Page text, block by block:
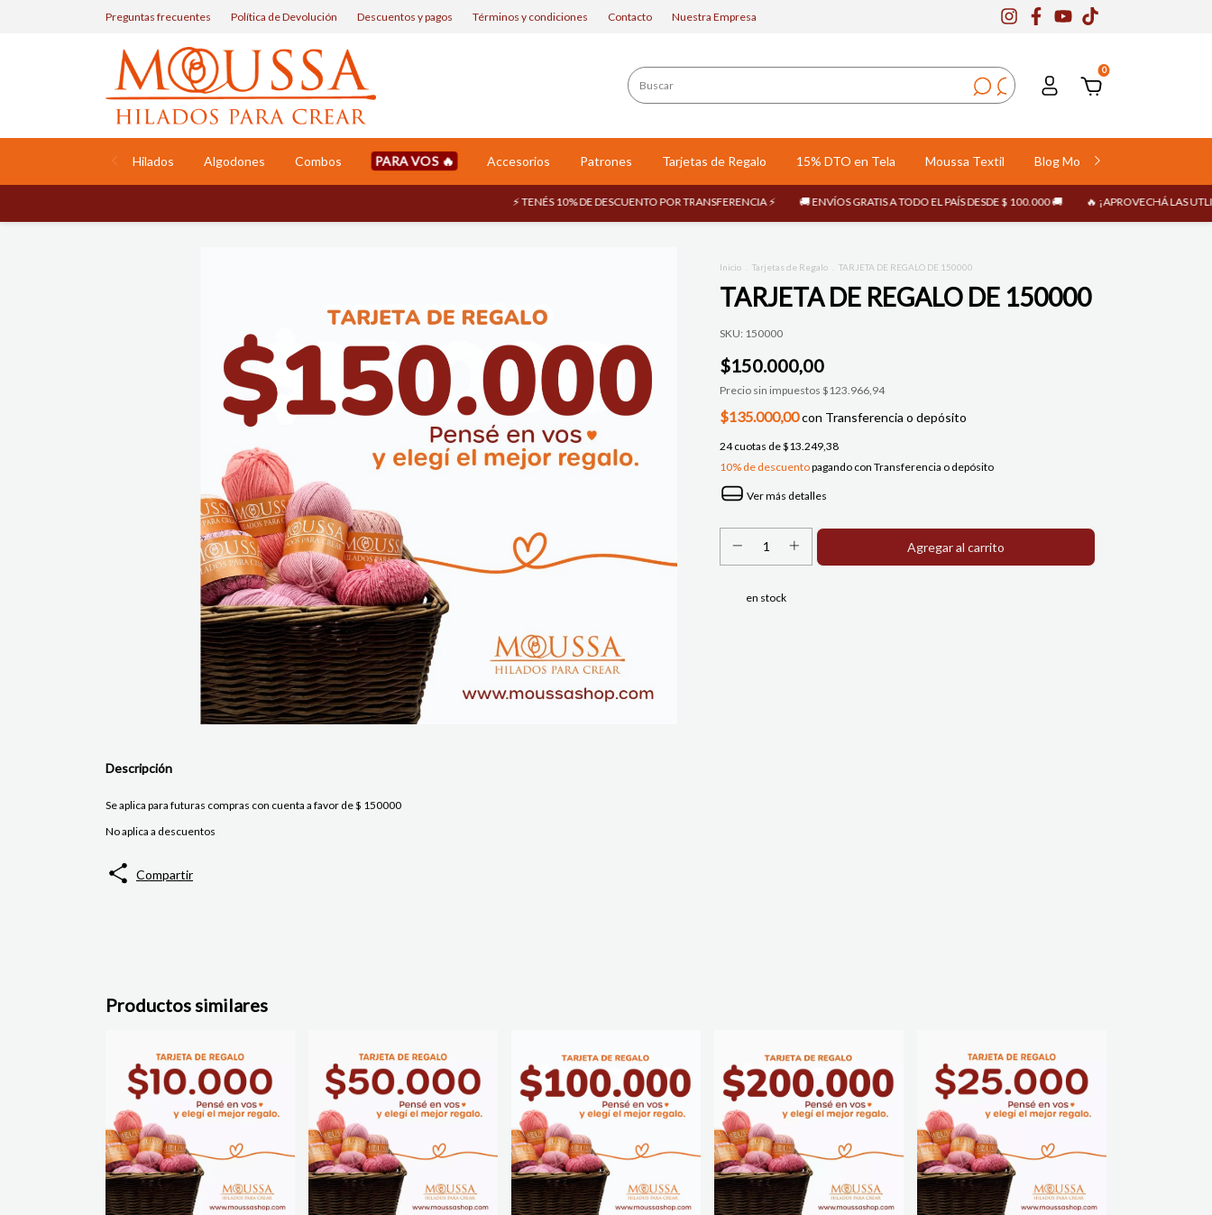
Preguntas frecuentes Política de Devolución Descuentos y pagos Términos y condiciones Contacto Nuestra Empresa
0
Hilados Algodones Combos PARA VOS Accesorios Patrones Tarjetas de Regalo 15% DTO en Tela Moussa Textil Blog Moussa
⚡ TENÉS 10% DE DESCUENTO POR TRANSFERENCIA ⚡ 🚚 ENVÍOS GRATIS A TODO EL PAÍS DESDE $ 100.000 🚚 🔥 ¡APROVECHÁ LAS UTLIMAS
Inicio Tarjetas de Regalo TARJETA DE REGALO DE 150000
TARJETA DE REGALO DE 150000
SKU: 150000
$150.000,00
Precio sin impuestos $123.966,94
$135.000,00con Transferencia o depósito
24 cuotas de$13.249,38
10% de descuentopagando con Transferencia o depósito
Ver más detalles
en stock
Descripción
Se aplica para futuras compras con cuenta a favor de $ 150000
No aplica a descuentos
Compartir
Productos similares